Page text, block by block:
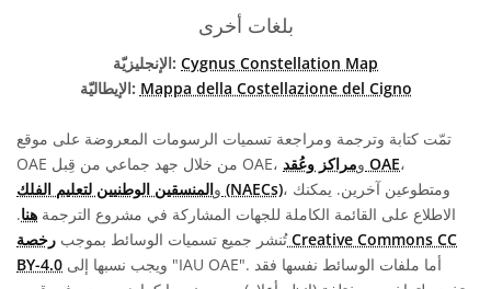
بلغات أخرى
الإنجليزيّة: Cygnus Constellation Map
الإيطاليّة: Mappa della Costellazione del Cigno
تمّت كتابة وترجمة ومراجعة تسميات الرسومات المعروضة على موقع
OAE من خلال جهد جماعي من قِبل OAE، و مراكز وعُقد OAE،
و المنسقين الوطنيين لتعليم الفلك (NAECs)، ومتطوعين آخرين. يمكنك
الاطلاع على القائمة الكاملة للجهات المشاركة في مشروع الترجمة هنا.
تُنشر جميع تسميات الوسائط بموجب رخصة Creative Commons CC
BY-4.0